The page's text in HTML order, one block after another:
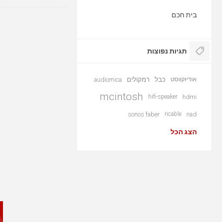
בית חכם
תגיות נפוצות
אודיוקווסט כבל רמקולים audiomica
hdmi
hifi-speaker
mcintosh
nad
ricable
sonos faber
הצג הכל